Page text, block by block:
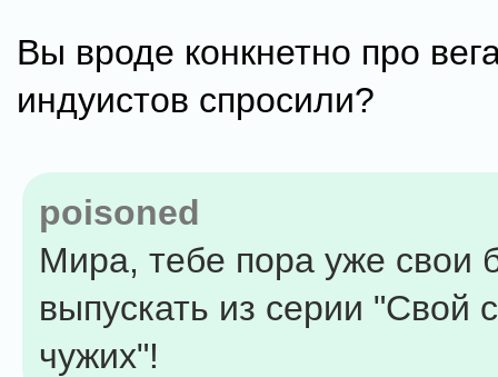
Вы вроде конкнетно про
индуистов спросили?
poisoned
Мира, тебе пора уже
выпускать из серии "Свой
чужих"!